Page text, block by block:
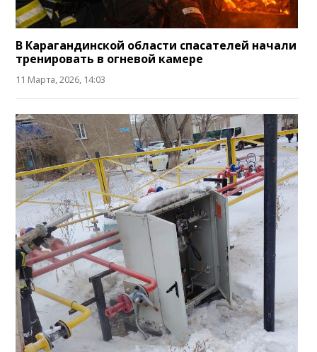
В Карагандинской области спасателей начали
тренировать в огневой камере
11 Марта, 2026, 14:03